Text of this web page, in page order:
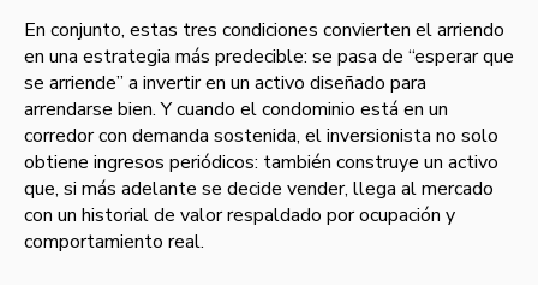
En conjunto, estas tres condiciones convierten el arriendo
en una estrategia más predecible: se pasa de “esperar que
se arriende” a invertir en un activo diseñado para
arrendarse bien. Y cuando el condominio está en un
corredor con demanda sostenida, el inversionista no solo
obtiene ingresos periódicos: también construye un activo
que, si más adelante se decide vender, llega al mercado
con un historial de valor respaldado por ocupación y
comportamiento real.